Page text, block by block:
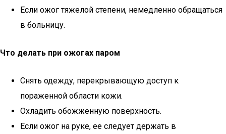
Если ожог тяжелой степени, немедленно обращаться
в больницу.
Что делать при ожогах паром
Снять одежду, перекрывающую доступ к
пораженной области кожи.
Охладить обожженную поверхность.
Если ожог на руке, ее следует держать в